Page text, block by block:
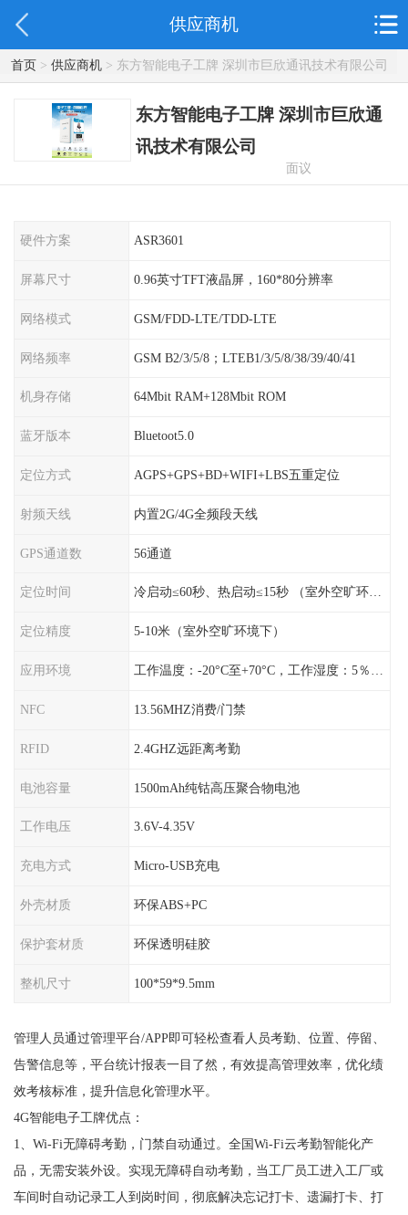
供应商机
首页> 供应商机> 东方智能电子工牌 深圳市巨欣通讯技术有限公司
东方智能电子工牌 深圳市巨欣通
讯技术有限公司
面议
硬件方案 ASR3601
屏幕尺寸 0.96英寸TFT液晶屏，160*80分辨率
网络模式 GSM/FDD-LTE/TDD-LTE
网络频率 GSM B2/3/5/8；LTEB1/3/5/8/38/39/40/41
机身存储 64Mbit RAM+128Mbit ROM
蓝牙版本 Bluetoot5.0
定位方式 AGPS+GPS+BD+WIFI+LBS五重定位
射频天线 内置2G/4G全频段天线
GPS通道数 56通道
定位时间 冷启动≤60秒、热启动≤15秒 （室外空旷环境）
定位精度 5-10米（室外空旷环境下）
应用环境
NFC 13.56MHZ消费/门禁
RFID 2.4GHZ远距离考勤
电池容量 1500mAh纯钴高压聚合物电池
工作电压 3.6V-4.35V
充电方式 Micro-USB充电
外壳材质 环保ABS+PC
保护套材质 环保透明硅胶
整机尺寸 100*59*9.5mm
管理人员通过管理平台/APP即可轻松查看人员考勤、位置、停留、
告警信息等，平台统计报表一目了然，有效提高管理效率，优化绩
效考核标准，提升信息化管理水平。
4G智能电子工牌优点：
1、Wi-Fi无障碍考勤，门禁自动通过。全国Wi-Fi云考勤智能化产
品，无需安装外设。实现无障碍自动考勤，当工厂员工进入工厂或
车间时自动记录工人到岗时间，彻底解决忘记打卡、遗漏打卡、打